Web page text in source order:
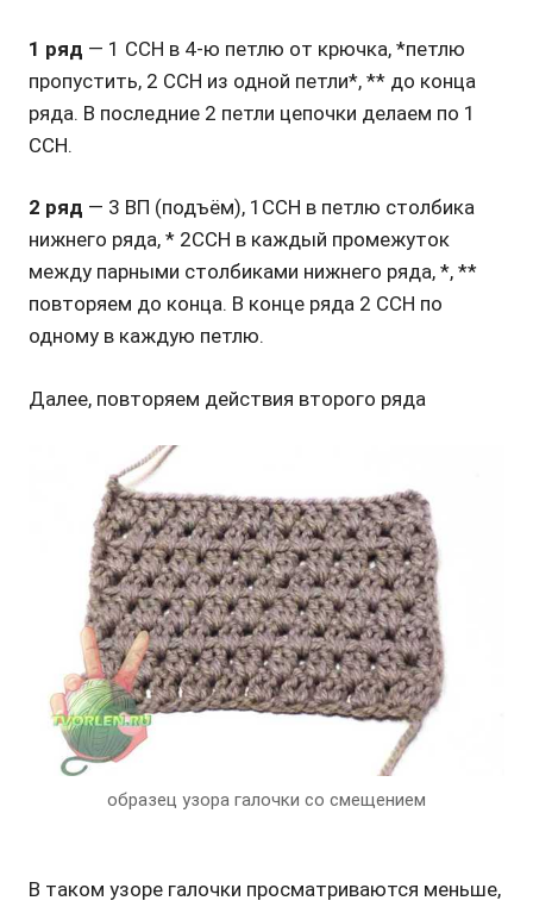
1 ряд — 1 ССН в 4-ю петлю от крючка, *петлю
пропустить, 2 ССН из одной петли*, ** до конца
ряда. В последние 2 петли цепочки делаем по 1
ССН.
2 ряд — 3 ВП (подъём), 1ССН в петлю столбика
нижнего ряда, * 2ССН в каждый промежуток
между парными столбиками нижнего ряда, *, **
повторяем до конца. В конце ряда 2 ССН по
одному в каждую петлю.
Далее, повторяем действия второго ряда
образец узора галочки со смещением
В таком узоре галочки просматриваются меньше,